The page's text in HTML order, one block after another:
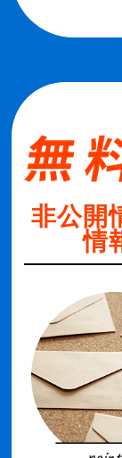
非公開
情